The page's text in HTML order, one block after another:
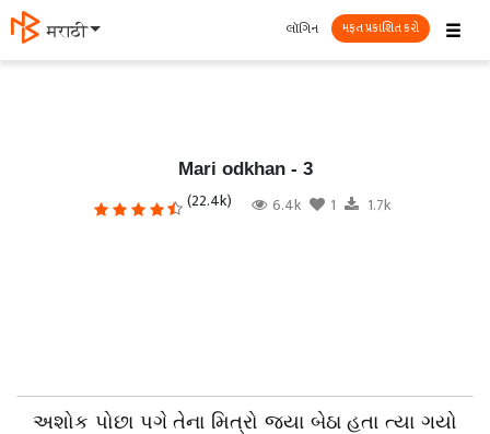
मराठी ☰
લૉગિન મફત પ્રકાશિત કરો
Mari odkhan - 3
(22.4k) 6.4k 1 1.7k
અશોક પોછા પગે તેના મિત્રો જ્યા બેઠા હતા ત્યા ગયો